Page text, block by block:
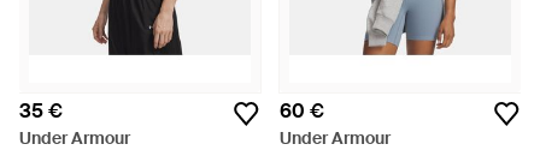
35 €
Under Armour
60 €
Under Armour